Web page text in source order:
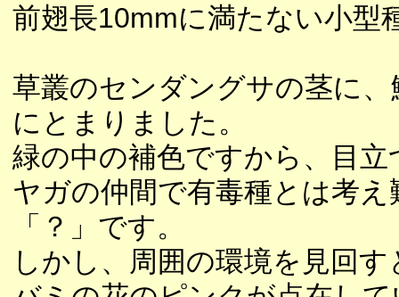
前翅長10mmに満たない小型
草叢のセンダングサの茎に
にとまりました。
緑の中の補色ですから、目
ヤガの仲間で有毒種とは考
「？」です。
しかし、周囲の環境を見回